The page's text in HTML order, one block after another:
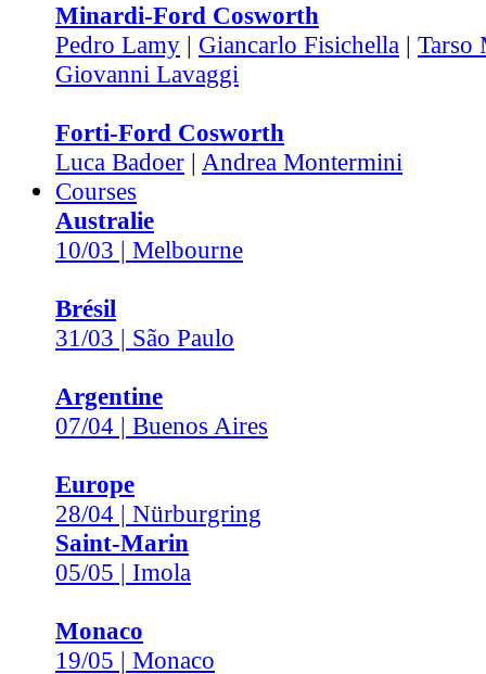
Minardi-Ford Cosworth
Pedro Lamy | Giancarlo Fisichella | Tarso
Giovanni Lavaggi
Forti-Ford Cosworth
Luca Badoer | Andrea Montermini
Courses
Australie
10/03 | Melbourne
Brésil
31/03 | São Paulo
Argentine
07/04 | Buenos Aires
Europe
28/04 | Nürburgring
Saint-Marin
05/05 | Imola
Monaco
19/05 | Monaco